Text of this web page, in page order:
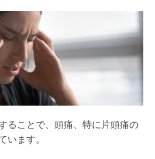
ることで、頭痛、特に片頭痛の
います。